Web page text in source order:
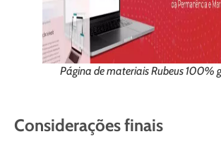
Página de materiais Rubeus 100%
Considerações finais